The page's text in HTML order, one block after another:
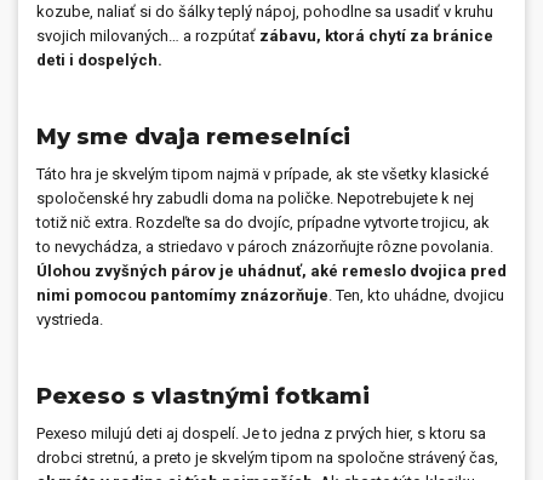
kozube, naliať si do šálky teplý nápoj, pohodlne sa usadiť v kruhu
svojich milovaných… a rozpútať zábavu, ktorá chytí za bránice
deti i dospelých.
My sme dvaja remeselníci
Táto hra je skvelým tipom najmä v prípade, ak ste všetky klasické
spoločenské hry zabudli doma na poličke. Nepotrebujete k nej
totiž nič extra. Rozdeľte sa do dvojíc, prípadne vytvorte trojicu, ak
to nevychádza, a striedavo v pároch znázorňujte rôzne povolania.
Úlohou zvyšných párov je uhádnuť, aké remeslo dvojica pred
nimi pomocou pantomímy znázorňuje . Ten, kto uhádne, dvojicu
vystrieda.
Pexeso s vlastnými fotkami
Pexeso milujú deti aj dospelí. Je to jedna z prvých hier, s ktoru sa
drobci stretnú, a preto je skvelým tipom na spoločne strávený čas,